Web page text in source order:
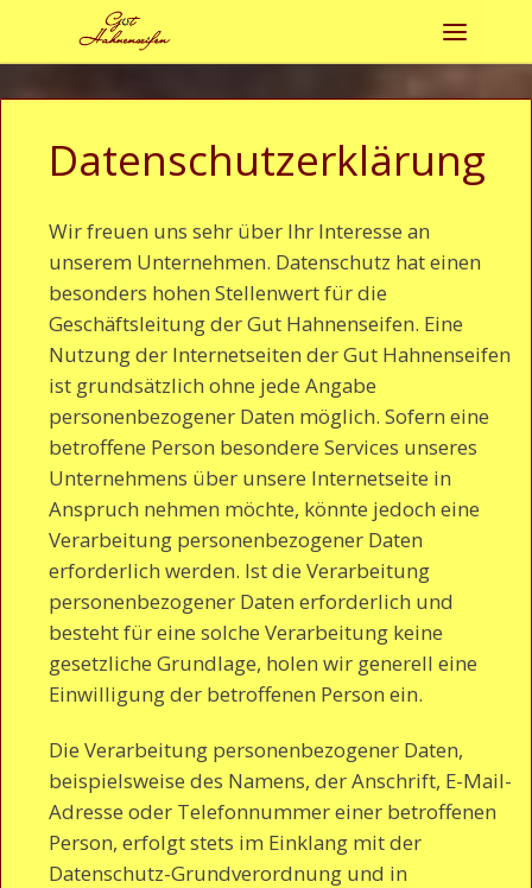
Zum Inhalt springen
Datenschutzerklärung
Wir freuen uns sehr über Ihr Interesse an
unserem Unternehmen. Datenschutz hat einen
besonders hohen Stellenwert für die
Geschäftsleitung der Gut Hahnenseifen. Eine
Nutzung der Internetseiten der Gut Hahnenseifen
ist grundsätzlich ohne jede Angabe
personenbezogener Daten möglich. Sofern eine
betroffene Person besondere Services unseres
Unternehmens über unsere Internetseite in
Anspruch nehmen möchte, könnte jedoch eine
Verarbeitung personenbezogener Daten
erforderlich werden. Ist die Verarbeitung
personenbezogener Daten erforderlich und
besteht für eine solche Verarbeitung keine
gesetzliche Grundlage, holen wir generell eine
Einwilligung der betroffenen Person ein.
Die Verarbeitung personenbezogener Daten,
beispielsweise des Namens, der Anschrift, E-Mail-
Adresse oder Telefonnummer einer betroffenen
Person, erfolgt stets im Einklang mit der
Datenschutz-Grundverordnung und in